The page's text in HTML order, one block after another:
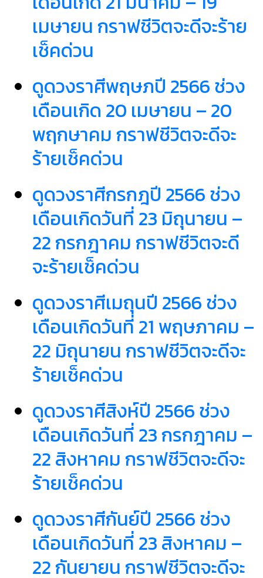
เมษายน กราฟชีวิตจะดีจะร้าย
เช็คด่วน
ดูดวงราศีพฤษภปี 2566 ช่วง
เดือนเกิด 20 เมษายน – 20
พฤกษาคม กราฟชีวิตจะดีจะ
ร้ายเช็คด่วน
ดูดวงราศีกรกฎปี 2566 ช่วง
เดือนเกิดวันที่ 23 มิถุนายน –
22 กรกฎาคม กราฟชีวิตจะดี
จะร้ายเช็คด่วน
ดูดวงราศีเมถุนปี 2566 ช่วง
เดือนเกิดวันที่ 21 พฤษภาคม –
22 มิถุนายน กราฟชีวิตจะดีจะ
ร้ายเช็คด่วน
ดูดวงราศีสิงห์ปี 2566 ช่วง
เดือนเกิดวันที่ 23 กรกฎาคม –
22 สิงหาคม กราฟชีวิตจะดีจะ
ร้ายเช็คด่วน
ดูดวงราศีกันย์ปี 2566 ช่วง
เดือนเกิดวันที่ 23 สิงหาคม –
22 กันยายน กราฟชีวิตจะดีจะ